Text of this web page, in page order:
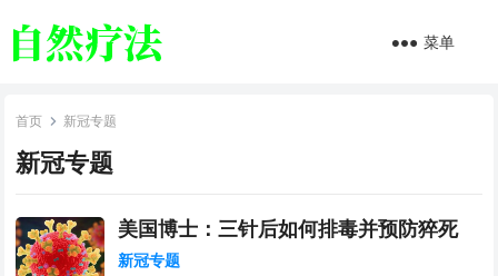
菜单
首页 新冠专题
新冠专题
美国博士：三针后如何排毒并预防猝死
新冠专题